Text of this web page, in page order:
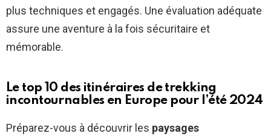
plus techniques et engagés. Une évaluation adéquate
assure une aventure à la fois sécuritaire et
mémorable.
Le top 10 des itinéraires de trekking
incontournables en Europe pour l’été 2024
Préparez-vous à découvrir les paysages